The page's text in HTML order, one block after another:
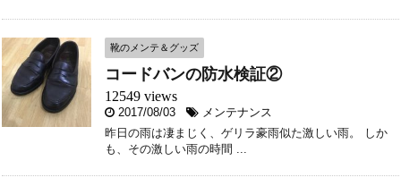
靴のメンテ＆グッズ
コードバンの防水検証②
12549 views
2017/08/03
メンテナンス
昨日の雨は凄まじく、ゲリラ豪雨似た激しい雨。 しか
も、その激しい雨の時間 ...